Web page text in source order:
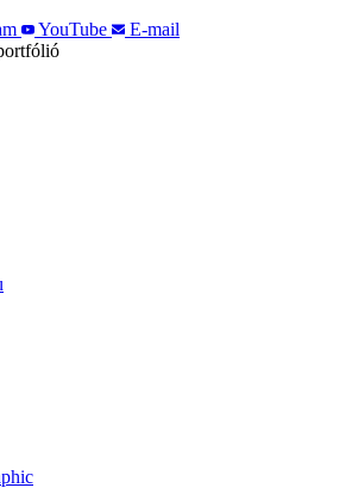
YouTube
E-mail